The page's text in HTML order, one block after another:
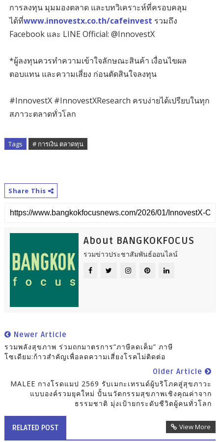
การลงทุน มุมมองตลาด และบทวิเคราะห์ที่ครอบคลุม
ได้ที่www.innovestx.co.th/cafeinvest รวมถึง
Facebook และ LINE Official: @InnovestX
*ผู้ลงทุนควรทำความเข้าใจลักษณะสินค้า เงื่อนไขผล
ตอบแทน และความเสี่ยง ก่อนตัดสินใจลงทุน
#InnovestX #InnovestXResearch ครบง่ายได้เปรียบในทุก
สภาวะตลาดทั่วโลก
Tags # การเงิน ตลาดทุน
Share This
About BANGKOKFOCUS
รวมข่าวประชาสัมพันธ์ออนไลน์
Newer Article
รวมพลังสุขภาพ ร่วมถกมาตรการ”ภาษีลดเค็ม” ภาษี
โซเดียม:ก้าวสำคัญเพื่อลดความเสี่ยงโรคไม่ติดต่อ
Older Article
MALEE กางโรดแมป 2569 รับเมกะเทรนด์ผู้บริโภคสู่สุขภาวะ
แบบองค์รวมยุคใหม่ ปั้นนวัตกรรมสุขภาพเชิงคุณค่าจาก
ธรรมชาติ มุ่งเป้ายกระดับชีวิตผู้คนทั่วโลก
RELATED POST View More